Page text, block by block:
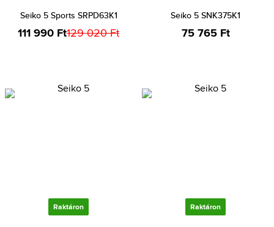
Seiko 5 Sports SRPD63K1
111 990 Ft129 020 Ft
Seiko 5 SNK375K1
75 765 Ft
Raktáron Raktáron